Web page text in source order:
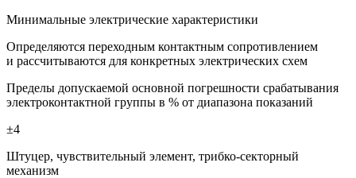
Минимальные электрические характеристики
Определяются переходным контактным сопротивлением
и рассчитываются для конкретных электрических схем
Пределы допускаемой основной погрешности срабатывания
электроконтактной группы в % от диапазона показаний
±4
Штуцер, чувствительный элемент, трибко-секторный
механизм